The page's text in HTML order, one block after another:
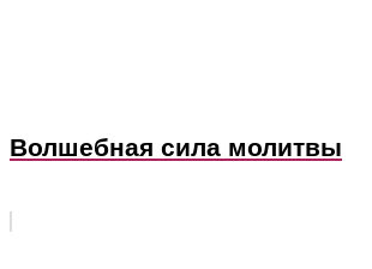
Волшебная сила молитвы